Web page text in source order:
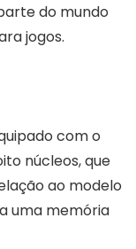
do mundo
jogos.
com o
núcleos, que
ao modelo
uma memória